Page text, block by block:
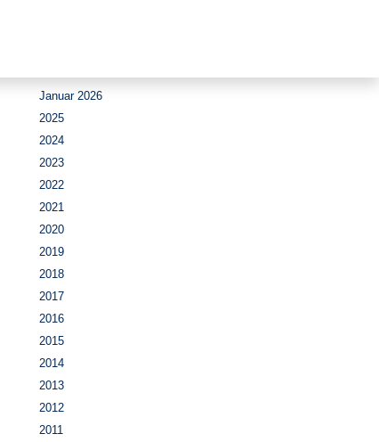
Januar 2026
2025
2024
2023
2022
2021
2020
2019
2018
2017
2016
2015
2014
2013
2012
2011